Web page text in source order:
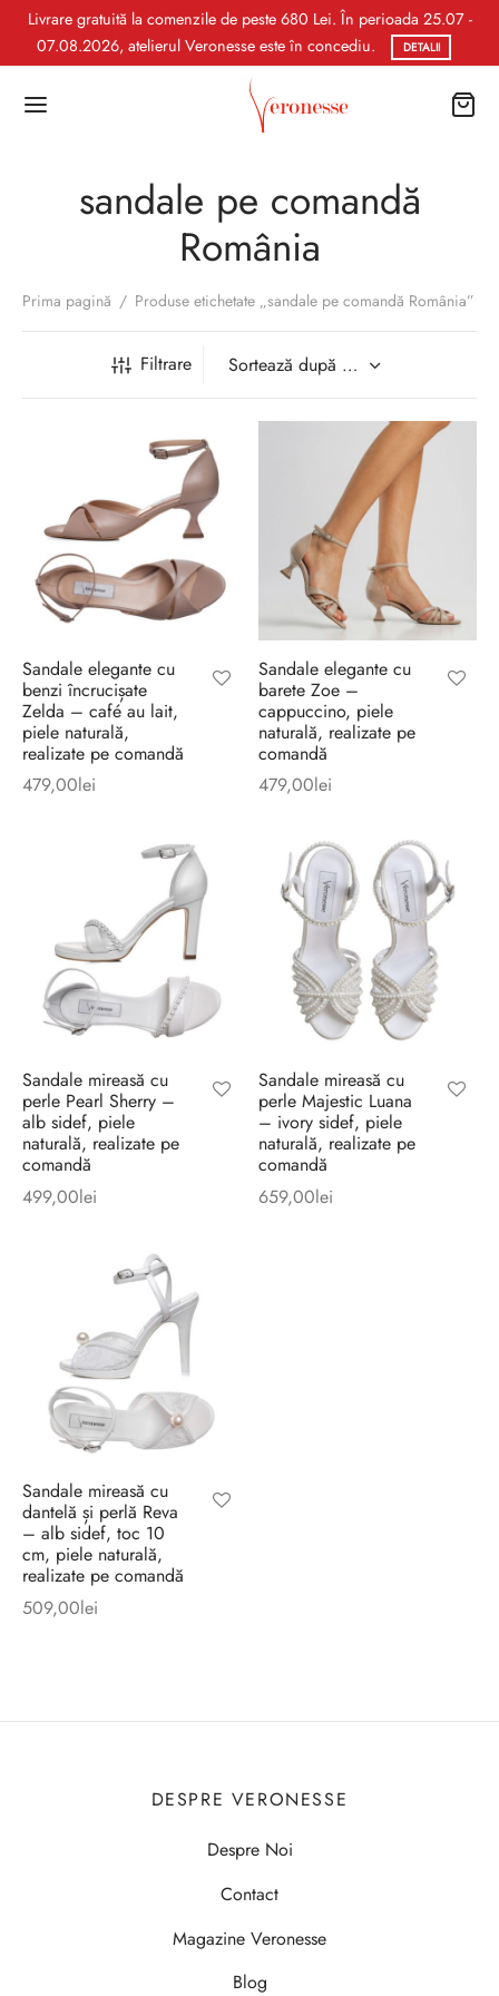
Livrare gratuită la comenzile de peste 680 Lei. În perioada 25.07 -
07.08.2026, atelierul Veronesse este în concediu.
DETALII
sandale pe comandă
România
Prima pagină / Produse etichetate „sandale pe comandă România”
Filtrare
Sandale elegante cu
benzi încrucișate
Zelda – café au lait,
piele naturală,
realizate pe comandă
479,00lei
Sandale elegante cu
barete Zoe –
cappuccino, piele
naturală, realizate pe
comandă
479,00lei
Sandale mireasă cu
perle Pearl Sherry –
alb sidef, piele
naturală, realizate pe
comandă
499,00lei
Sandale mireasă cu
perle Majestic Luana
– ivory sidef, piele
naturală, realizate pe
comandă
659,00lei
Sandale mireasă cu
dantelă și perlă Reva
– alb sidef, toc 10
cm, piele naturală,
realizate pe comandă
509,00lei
DESPRE VERONESSE
Despre Noi
Contact
Magazine Veronesse
Blog